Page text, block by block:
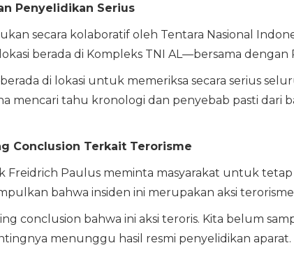
Penyelidikan Serius
secara kolaboratif oleh Tentara Nasional
berada di Kompleks TNI AL—bersama dengan
di lokasi untuk memeriksa secara serius
mencari tahu kronologi dan penyebab pasti dari
Conclusion Terkait Terorisme
Freidrich Paulus meminta masyarakat untuk
bahwa insiden ini merupakan aksi
conclusion bahwa ini aksi teroris. Kita belum
menunggu hasil resmi penyelidikan aparat.